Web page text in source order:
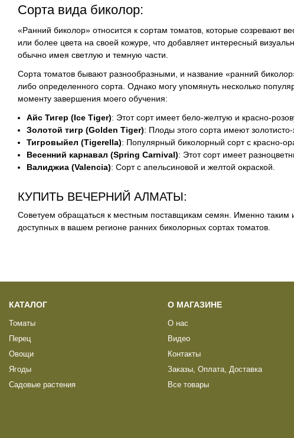
Сорта вида биколор:
«Ранний биколор» относится к сортам томатов, которые созревают
или более цвета на своей кожуре, что добавляет интересный
обычно имея светлую и темную части.
Сорта томатов бывают разнообразными, и название «ранний
либо определенного сорта. Однако могу упомянуть несколько
моменту завершения моего обучения:
Айс Тигер (Ice Tiger): Этот сорт имеет бело-желтую и красно-
Золотой тигр (Golden Tiger): Плоды этого сорта имеют
Тигровыйел (Tigerella): Популярный биколорный сорт с красно-
Весенний карнавал (Spring Carnival): Этот сорт имеет
Валиджиа (Valencia): Сорт с апельсиновой и желтой окраской.
КУПИТЬ ВЕЧЕРНИЙ АЛМАТЫ:
Советуем обращаться к местным поставщикам семян. Именно таким
доступных в вашем регионе ранних биколорных сортах томатов.
КАТАЛОГ
Томаты
Перец
Овощи
Ягоды
Садовые растения
О МАГАЗИНЕ
О нас
Видео
Контакты
Заказы, Оплата, Доставка
Все товары